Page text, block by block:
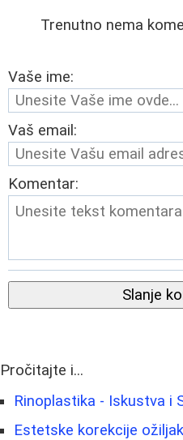
Trenutno nema
Vaše ime:
Vaš email:
Komentar:
Slanje
Pročitajte i...
Rinoplastika - Iskustva i
Estetske korekcije